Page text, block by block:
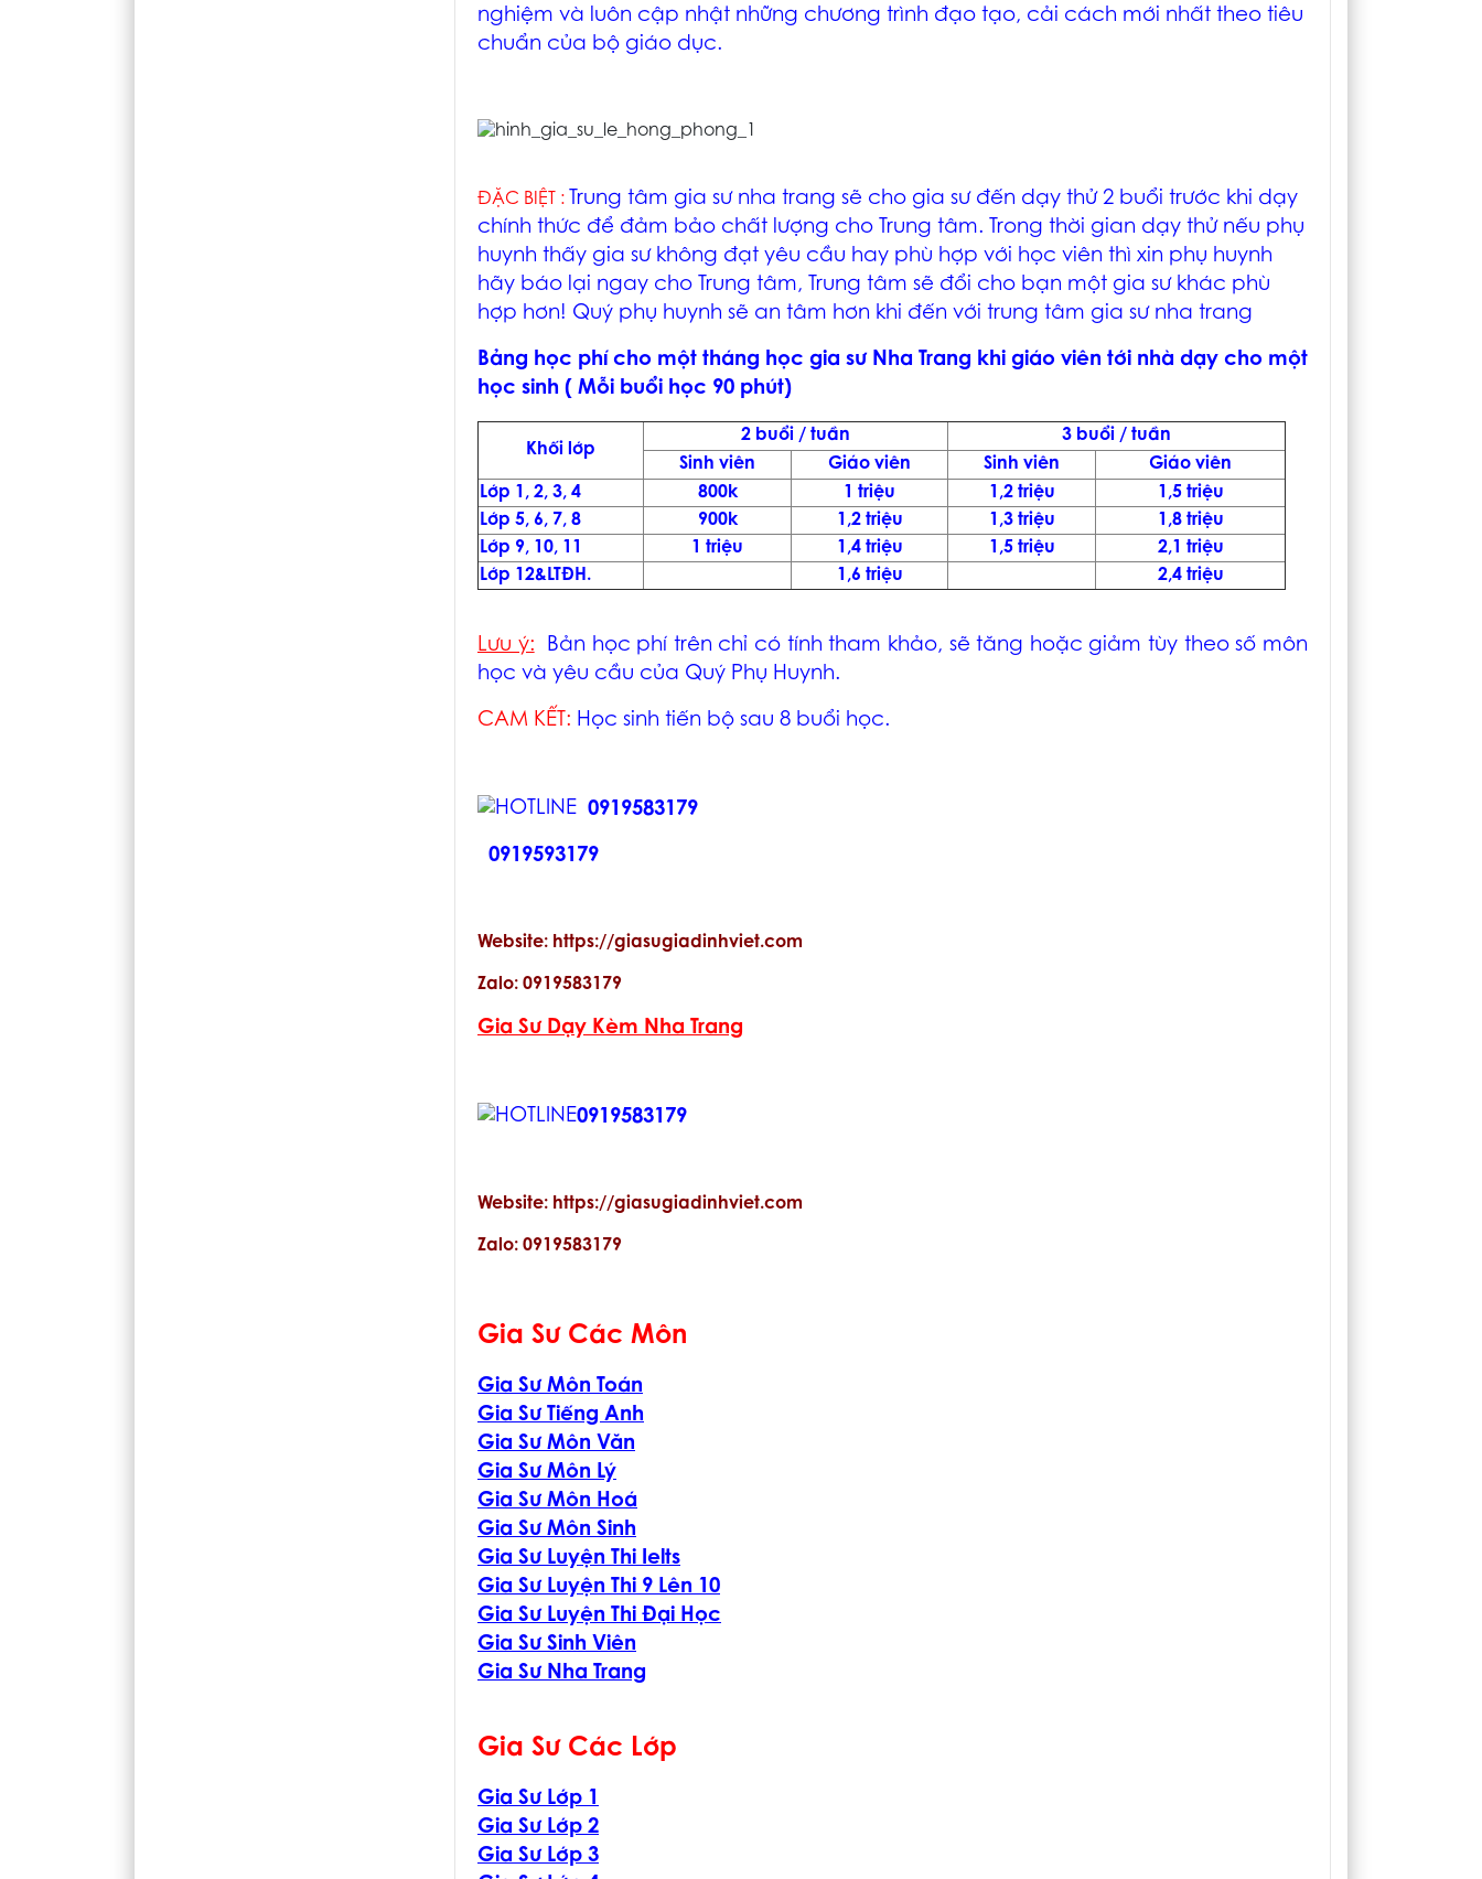
nghiệm và luôn cập nhật những chương trình đạo tạo, cải cách mới nhất theo tiêu
chuẩn của bộ giáo dục.
ĐẶC BIỆT : Trung tâm gia sư nha trang sẽ cho gia sư đến dạy thử 2 buổi trước khi dạy
chính thức để đảm bảo chất lượng cho Trung tâm. Trong thời gian dạy thử nếu phụ
huynh thấy gia sư không đạt yêu cầu hay phù hợp với học viên thì xin phụ huynh
hãy báo lại ngay cho Trung tâm, Trung tâm sẽ đổi cho bạn một gia sư khác phù
hợp hơn! Quý phụ huynh sẽ an tâm hơn khi đến với trung tâm gia sư nha trang
Bảng học phí cho một tháng học gia sư Nha Trang khi giáo viên tới nhà dạy cho một
học sinh ( Mỗi buổi học 90 phút)
Khối lớp
2 buổi / tuần
3 buổi / tuần
Sinh viên
Giáo viên Sinh viên
Giáo viên
Lớp 1, 2, 3, 4
800k 1 triệu 1,2 triệu
1,5 triệu
Lớp 5, 6, 7, 8
900k 1,2 triệu 1,3 triệu
1,8 triệu
Lớp 9, 10, 11
1 triệu 1,4 triệu 1,5 triệu
2,1 triệu
Lớp 12&LTĐH.
1,6 triệu 2,4 triệu
Lưu ý:
Bản học phí trên chỉ có tính tham khảo, sẽ tăng hoặc giảm tùy theo số môn
học và yêu cầu của Quý Phụ Huynh.
CAM KẾT: Học sinh tiến bộ sau 8 buổi học.
0919583179
0919593179
Website: https://giasugiadinhviet.com
Zalo: 0919583179
Gia Sư Dạy Kèm Nha Trang
0919583179
Website: https://giasugiadinhviet.com
Zalo: 0919583179
Gia Sư Các Môn
Gia Sư Môn Toán
Gia Sư Tiếng Anh
Gia Sư Môn Văn
Gia Sư Môn Lý
Gia Sư Môn Hoá
Gia Sư Môn Sinh
Gia Sư Luyện Thi Ielts
Gia Sư Luyện Thi 9 Lên 10
Gia Sư Luyện Thi Đại Học
Gia Sư Sinh Viên
Gia Sư Nha Trang
Gia Sư Các Lớp
Gia Sư Lớp 1
Gia Sư Lớp 2
Gia Sư Lớp 3